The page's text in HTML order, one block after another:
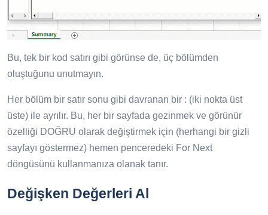
Bu, tek bir kod satırı gibi görünse de, üç bölümden
oluştuğunu unutmayın.
Her bölüm bir satır sonu gibi davranan bir : (iki nokta üst
üste) ile ayrılır. Bu, her bir sayfada gezinmek ve görünür
özelliği DOĞRU olarak değiştirmek için (herhangi bir gizli
sayfayı göstermez) hemen penceredeki For Next
döngüsünü kullanmanıza olanak tanır.
Değişken Değerleri Al